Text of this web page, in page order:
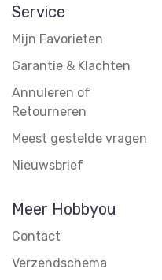
Service
Mijn Favorieten
Garantie & Klachten
Annuleren of
Retourneren
Meest gestelde vragen
Nieuwsbrief
Meer Hobbyou
Contact
Verzendschema